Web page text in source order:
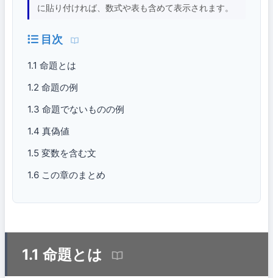
に貼り付ければ、数式や表も含めて表示されます。
目次
1.1 命題とは
1.2 命題の例
1.3 命題でないものの例
1.4 真偽値
1.5 変数を含む文
1.6 この章のまとめ
1.1 命題とは